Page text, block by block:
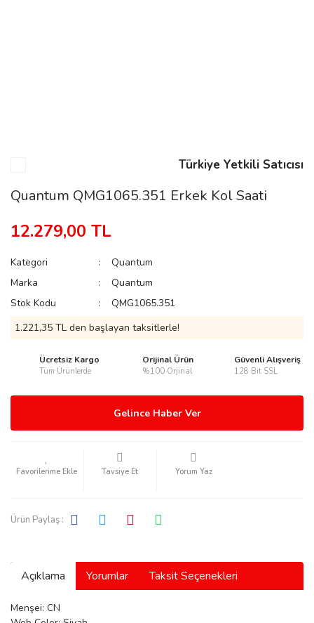
Türkiye Yetkili Satıcısı
Quantum QMG1065.351 Erkek Kol Saati
12.279,00 TL
Kategori
Quantum
Marka
Quantum
Stok Kodu
QMG1065.351
1.221,35 TL den başlayan taksitlerle!
Ücretsiz Kargo
Tüm Ürünlerde
Orijinal Ürün
%100 Orjinal
Güvenli Alışveriş
128 Bit SSL
Gelince Haber Ver
Tavsiye Et Yorum Yaz
Ürün Paylaş :
Açıklama Yorumlar Taksit Seçenekleri
Menşei: CN